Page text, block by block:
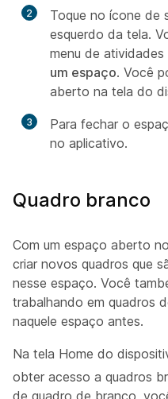
2
Toque no ícone de
esquerdo da tela.
menu de
um espaço. Você
aberto na tela do
3 Para fechar o
no aplicativo.
Quadro branco
Com um espaço aberto
criar novos quadros que
nesse espaço. Você
trabalhando em quadros
naquele espaço antes.
Na tela Home do
obter acesso a quadros
de quadro de branco,